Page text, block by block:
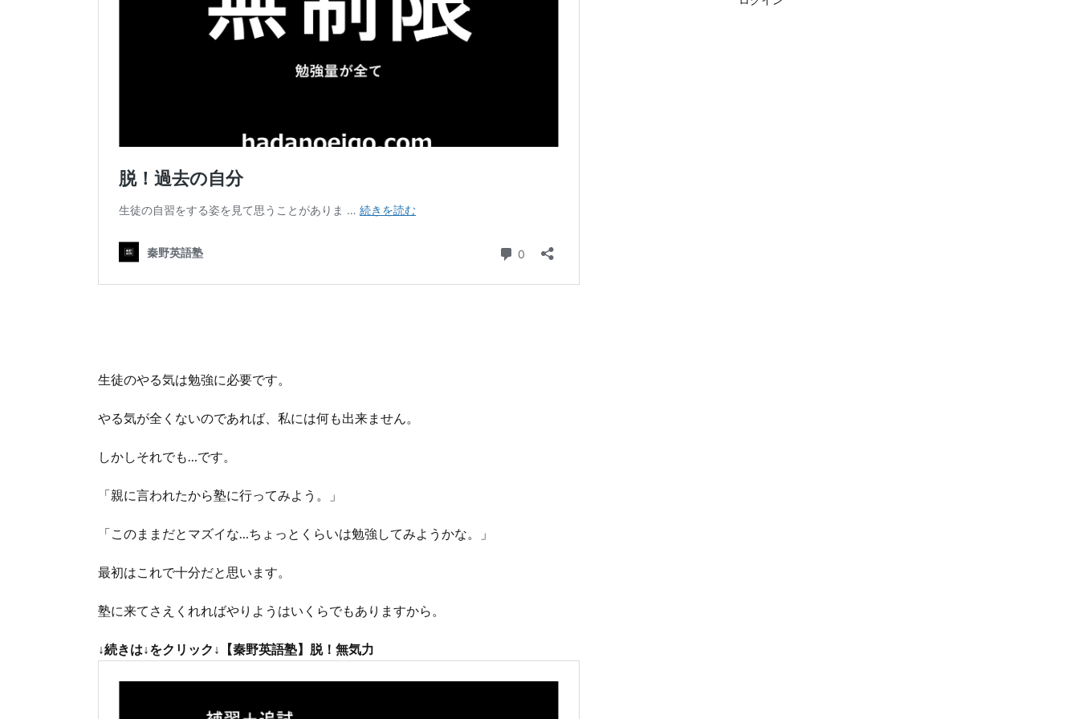
生徒のやる気は勉強に必要です。
やる気が全くないのであれば、私には何も出来ません。
しかしそれでも…です。
「親に言われたから塾に行ってみよう。」
「このままだとマズイな…ちょっとくらいは勉強してみようかな。」
最初はこれで十分だと思います。
塾に来てさえくれればやりようはいくらでもありますから。
↓続きは↓をクリック↓ 【秦野英語塾】脱！無気力